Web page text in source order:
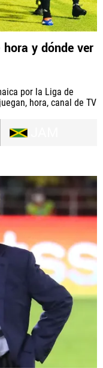
y dónde ver
por la Liga de
hora, canal de TV